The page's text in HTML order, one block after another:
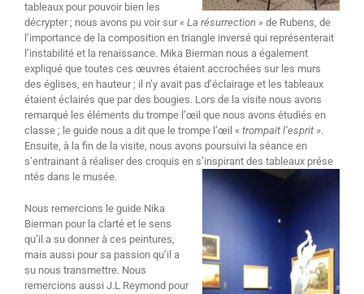
tableaux pour pouvoir bien les
décrypter ; nous avons pu voir sur« La résurrection » de Rubens, de
l’importance de la composition en triangle inversé qui représenterait
l’instabilité et la renaissance. Mika Bierman nous a également
expliqué que toutes ces œuvres étaient accrochées sur les murs
des églises, en hauteur ; il n’y avait pas d’éclairage et les tableaux
étaient éclairés que par des bougies. Lors de la visite nous avons
remarqué les éléments du trompe l’œil que nous avons étudiés en
classe ; le guide nous a dit que le trompe l’œil « trompait l’esprit ».
Ensuite, à la fin de la visite, nous avons poursuivi la séance en
s’entrainant à réaliser des croquis en s’inspirant des tableaux prése
ntés dans le musée.
Nous remercions le guide Nika
Bierman pour la clarté et le sens
qu’il a su donner à ces peintures,
mais aussi pour sa passion qu’il a
su nous transmettre. Nous
remercions aussi J.L Reymond pour